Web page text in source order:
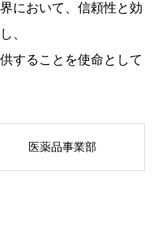
において、信頼性と効
、
することを使命として
医薬品事業部